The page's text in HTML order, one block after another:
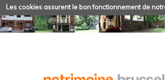
Les cookies assurent le bon fonctionnement de